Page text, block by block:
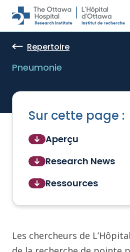
Skip to main content
Repertoire
Pneumonie
Sur cette page :
Aperçu
Research News
Ressources
Les chercheurs de